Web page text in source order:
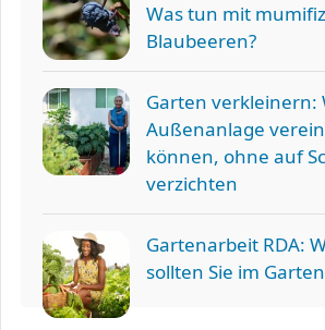
Was tun mit
Blaubeeren?
Garten verkleinern:
Außenanlage
können, ohne auf
verzichten
Gartenarbeit RDA:
sollten Sie im